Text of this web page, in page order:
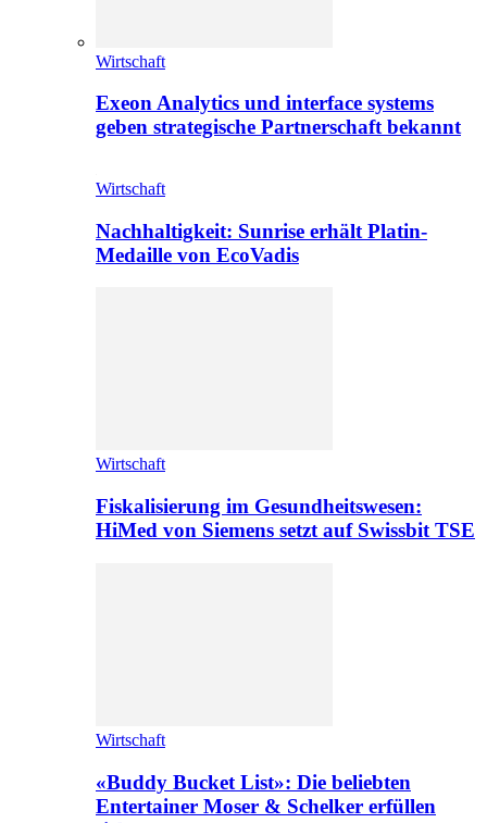
Wirtschaft
Exeon Analytics und interface systems
geben strategische Partnerschaft bekannt
Wirtschaft
Nachhaltigkeit: Sunrise erhält Platin-
Medaille von EcoVadis
Wirtschaft
Fiskalisierung im Gesundheitswesen:
HiMed von Siemens setzt auf Swissbit TSE
Wirtschaft
«Buddy Bucket List»: Die beliebten
Entertainer Moser & Schelker erfüllen